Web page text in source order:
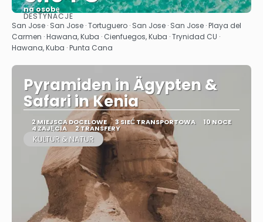
na osobę
Zobacz
DESTYNACJE
San Jose · San Jose · Tortuguero · San Jose · San Jose · Playa del
Carmen · Hawana, Kuba · Cienfuegos, Kuba · Trynidad CU ·
Hawana, Kuba · Punta Cana
Pyramiden in Ägypten &
Safari in Kenia
2 MIEJSCA DOCELOWE 3 SIEĆ TRANSPORTOWA 10 NOCE
4 ZAJĘCIA 2 TRANSFERY
KULTUR & NATUR